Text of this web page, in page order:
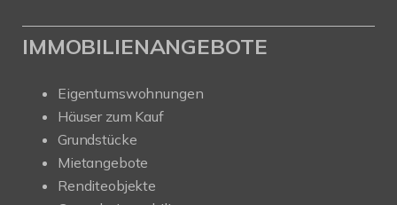
IMMOBILIENANGEBOTE
Eigentumswohnungen
Häuser zum Kauf
Grundstücke
Mietangebote
Renditeobjekte